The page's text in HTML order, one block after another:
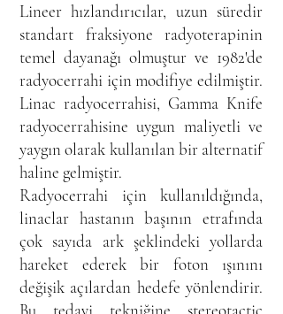
Lineer hızlandırıcılar, uzun süredir
standart fraksiyone radyoterapinin
temel dayanağı olmuştur ve 1982'de
radyocerrahi için modifiye edilmiştir.
Linac radyocerrahisi, Gamma Knife
radyocerrahisine uygun maliyetli ve
yaygın olarak kullanılan bir alternatif
haline gelmiştir.
Radyocerrahi için kullanıldığında,
linaclar hastanın başının etrafında
çok sayıda ark şeklindeki yollarda
hareket ederek bir foton ışınını
değişik açılardan hedefe yönlendirir.